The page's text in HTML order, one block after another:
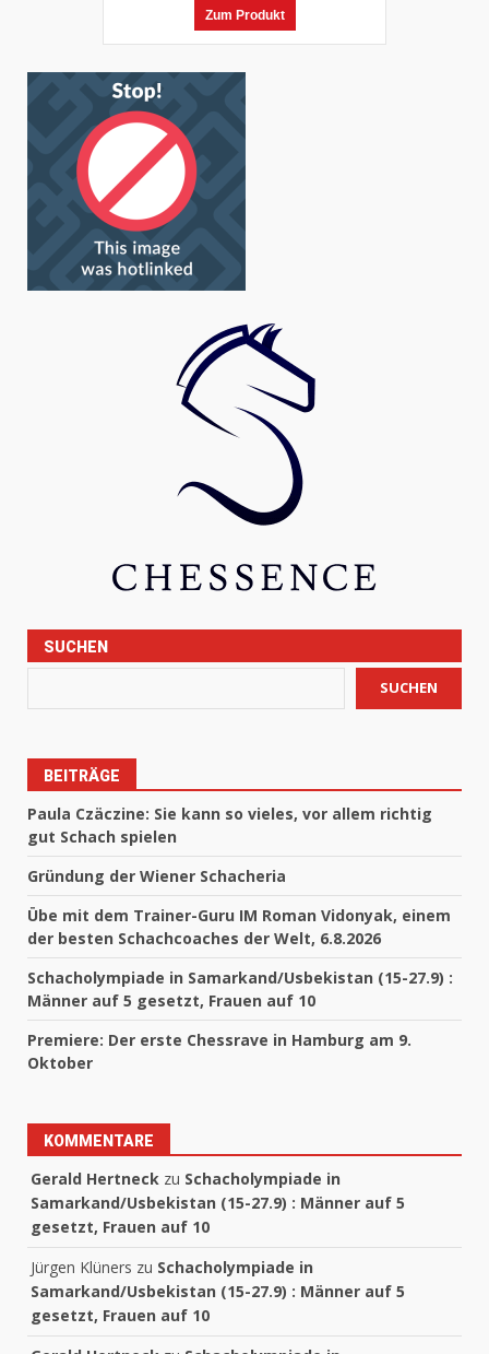
Zum Produkt
SUCHEN
SUCHEN
BEITRÄGE
Paula Czäczine: Sie kann so vieles, vor allem richtig
gut Schach spielen
Gründung der Wiener Schacheria
Übe mit dem Trainer-Guru IM Roman Vidonyak, einem
der besten Schachcoaches der Welt, 6.8.2026
Schacholympiade in Samarkand/Usbekistan (15-27.9) :
Männer auf 5 gesetzt, Frauen auf 10
Premiere: Der erste Chessrave in Hamburg am 9.
Oktober
KOMMENTARE
Gerald Hertneck zu Schacholympiade in
Samarkand/Usbekistan (15-27.9) : Männer auf 5
gesetzt, Frauen auf 10
Jürgen Klüners zu Schacholympiade in
Samarkand/Usbekistan (15-27.9) : Männer auf 5
gesetzt, Frauen auf 10